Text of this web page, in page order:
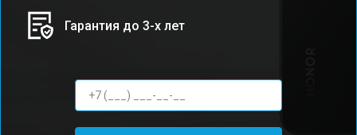
Гарантия до 3-х лет